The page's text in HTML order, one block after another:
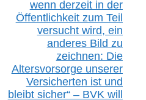
wenn derzeit in der
Öffentlichkeit zum Teil
versucht wird, ein
anderes Bild zu
zeichnen: Die
Altersvorsorge unserer
Versicherten ist und
bleibt sicher“ – BVK will